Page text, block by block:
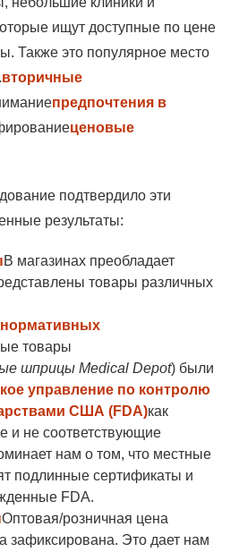
ищут доступные по цене
Также это популярное место
вторичные
предпочтения в
ценовые
подтвердило эти
результаты:
В магазинах преобладает
товары различных
товары
шприцы Medical Depot) были
управление по контролю
США (FDA)как
и не соответствующие
нам о том, что местные
подлинные сертификаты и
FDA.
Оптовая/розничная цена
зафиксирована. Это дает нам